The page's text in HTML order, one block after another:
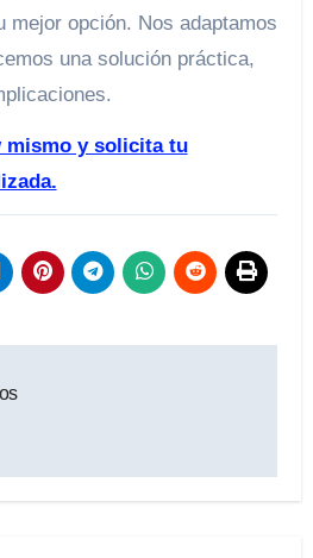
mejor opción. Nos adaptamos
una solución práctica,
mismo y solicita tu